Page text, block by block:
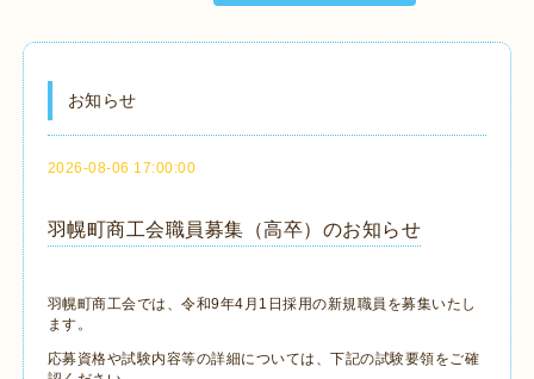
お知らせ
2026-08-06 17:00:00
羽幌町商工会職員募集（高卒）のお知らせ
羽幌町商工会では、令和9年4月1日採用の新規職員を募集いたし
ます。
応募資格や試験内容等の詳細については、下記の試験要領をご確